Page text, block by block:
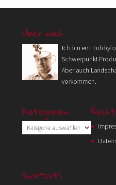
Über mich
Ich bin ein
Schwerpunkt
Aber auch
vorkommen.
Kategorien
Kategorien
Shortcuts